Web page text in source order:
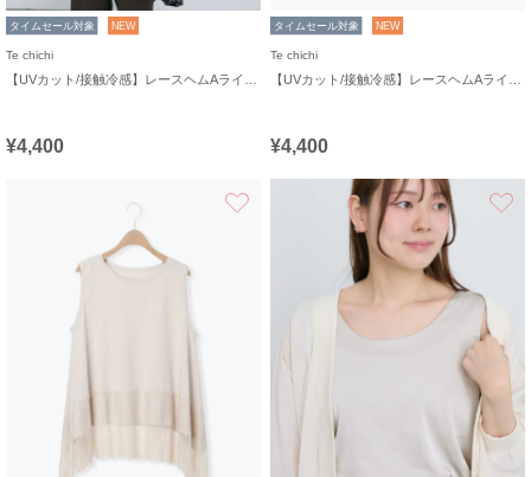
タイムセール対象 NEW
Te chichi
¥4,400
タイムセール対象 NEW
Te chichi
¥4,400